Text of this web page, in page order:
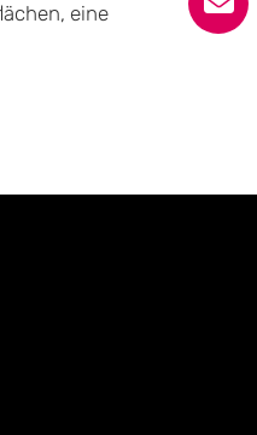
eine